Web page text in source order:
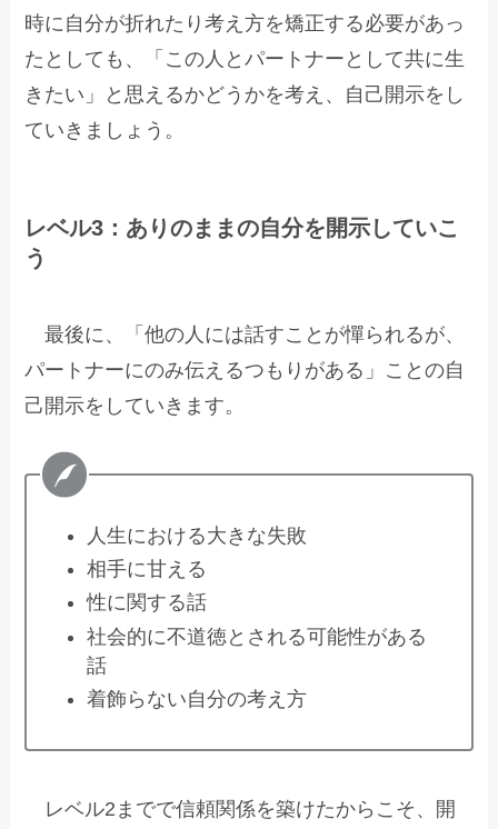
時に自分が折れたり考え方を矯正する必要があっ
たとしても、「この人とパートナーとして共に生
きたい」と思えるかどうかを考え、自己開示をし
ていきましょう。
レベル3：ありのままの自分を開示していこ
う
最後に、「他の人には話すことが憚られるが、
パートナーにのみ伝えるつもりがある」ことの自
己開示をしていきます。
人生における大きな失敗
相手に甘える
性に関する話
社会的に不道徳とされる可能性がある
話
着飾らない自分の考え方
レベル2までで信頼関係を築けたからこそ、開